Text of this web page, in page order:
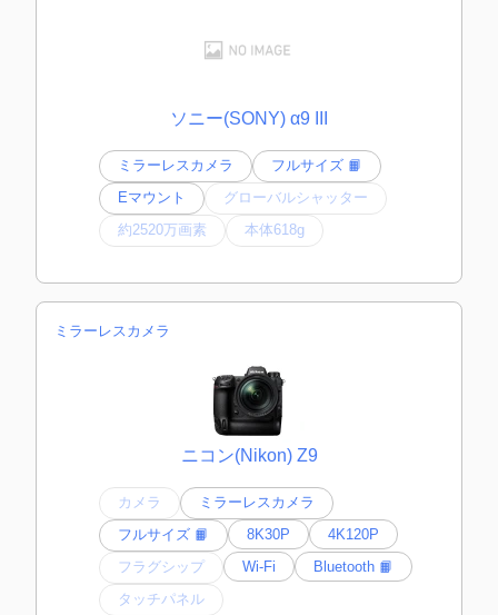
ソニー(SONY) α9 III
ミラーレスカメラ
フルサイズ 📙
Eマウント
グローバルシャッター
約2520万画素
本体618g
ミラーレスカメラ
ニコン(Nikon) Z9
カメラ
ミラーレスカメラ
フルサイズ 📙
8K30P
4K120P
フラグシップ
Wi-Fi
Bluetooth 📙
タッチパネル